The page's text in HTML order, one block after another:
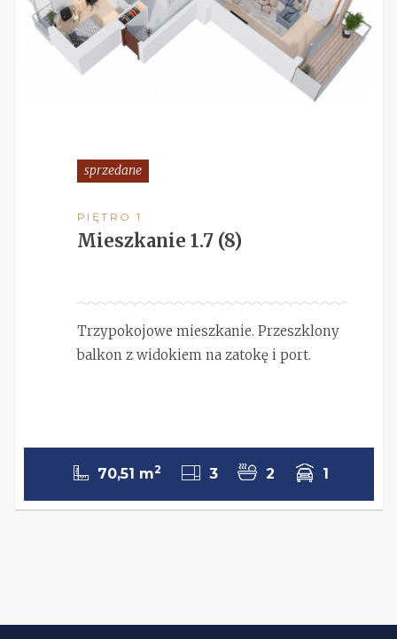
sprzedane
PIĘTRO 1
Mieszkanie 1.7 (8)
Trzypokojowe mieszkanie. Przeszklony
balkon z widokiem na zatokę i port.
70,51 m2 3 2 1